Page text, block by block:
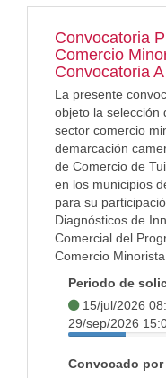
Convocatoria
Comercio
Convocatoria
La presente
objeto la selección
sector comercio
demarcación
de Comercio de
en los municipios
para su
Diagnósticos de
Comercial del
Comercio
Periodo de
15/jul/2026
29/sep/2026
Convocado por